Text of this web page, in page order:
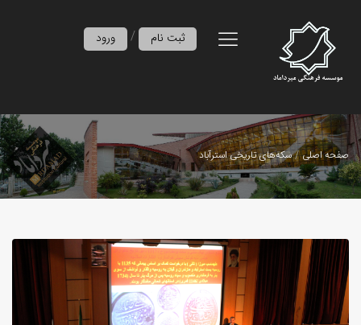
ورود / ثبت نام
صفحه اصلی سکه‌های تاریخی استرآباد